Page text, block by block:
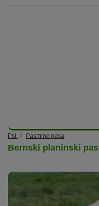
Psi Pasmine pasa
Bernski planinski pas